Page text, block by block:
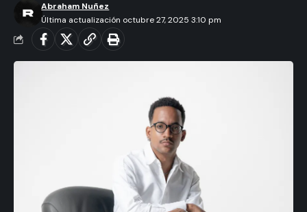
Última actualización octubre 27, 2025 3:10 pm
Abraham Nuñez